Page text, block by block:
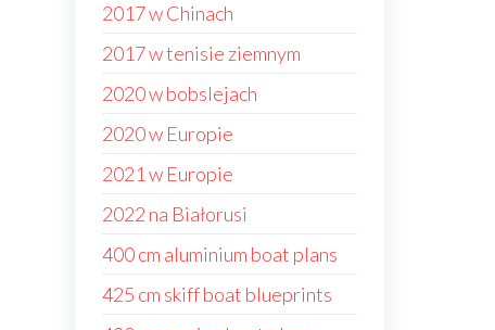
2017 w Chinach
2017 w tenisie ziemnym
2020 w bobslejach
2020 w Europie
2021 w Europie
2022 na Białorusi
400 cm aluminium boat plans
425 cm skiff boat blueprints